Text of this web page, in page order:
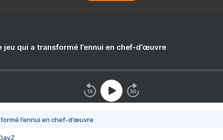
jeu qui a transformé l’ennui en chef-d’œuvre
l’ennui en chef-d’œuvre